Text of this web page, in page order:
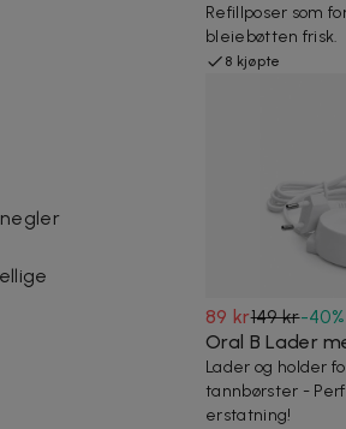
Refillposer som
bleiebøtten frisk.
8 kjøpte
89 kr149 kr-40%
Oral B Lader
Lader og holder
tannbørster -
erstatning!